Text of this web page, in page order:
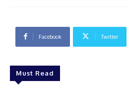
Facebook Twitter
Must Read